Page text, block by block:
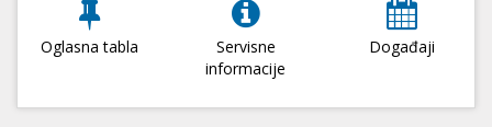
Oglasna tabla
Servisne
informacije
Događaji